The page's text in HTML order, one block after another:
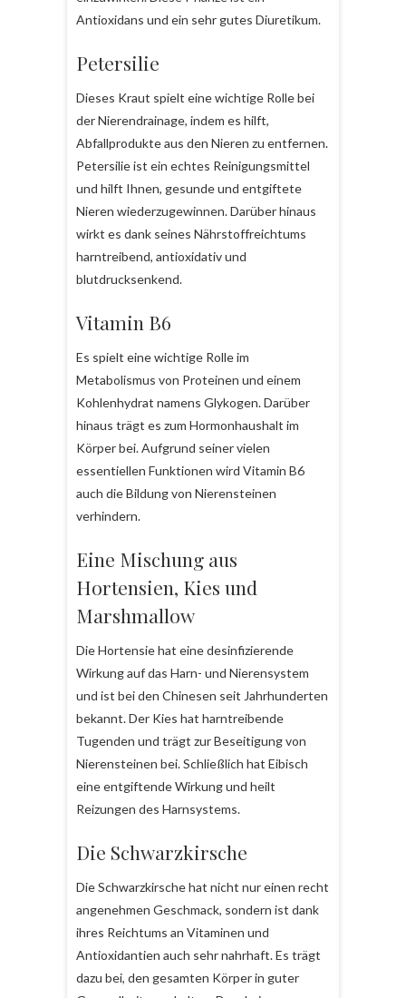
Antioxidans und ein sehr gutes Diuretikum.
Petersilie
Dieses Kraut spielt eine wichtige Rolle bei
der Nierendrainage, indem es hilft,
Abfallprodukte aus den Nieren zu entfernen.
Petersilie ist ein echtes Reinigungsmittel
und hilft Ihnen, gesunde und entgiftete
Nieren wiederzugewinnen. Darüber hinaus
wirkt es dank seines Nährstoffreichtums
harntreibend, antioxidativ und
blutdrucksenkend.
Vitamin B6
Es spielt eine wichtige Rolle im
Metabolismus von Proteinen und einem
Kohlenhydrat namens Glykogen. Darüber
hinaus trägt es zum Hormonhaushalt im
Körper bei. Aufgrund seiner vielen
essentiellen Funktionen wird Vitamin B6
auch die Bildung von Nierensteinen
verhindern.
Eine Mischung aus
Hortensien, Kies und
Marshmallow
Die Hortensie hat eine desinfizierende
Wirkung auf das Harn- und Nierensystem
und ist bei den Chinesen seit Jahrhunderten
bekannt. Der Kies hat harntreibende
Tugenden und trägt zur Beseitigung von
Nierensteinen bei. Schließlich hat Eibisch
eine entgiftende Wirkung und heilt
Reizungen des Harnsystems.
Die Schwarzkirsche
Die Schwarzkirsche hat nicht nur einen recht
angenehmen Geschmack, sondern ist dank
ihres Reichtums an Vitaminen und
Antioxidantien auch sehr nahrhaft. Es trägt
dazu bei, den gesamten Körper in guter